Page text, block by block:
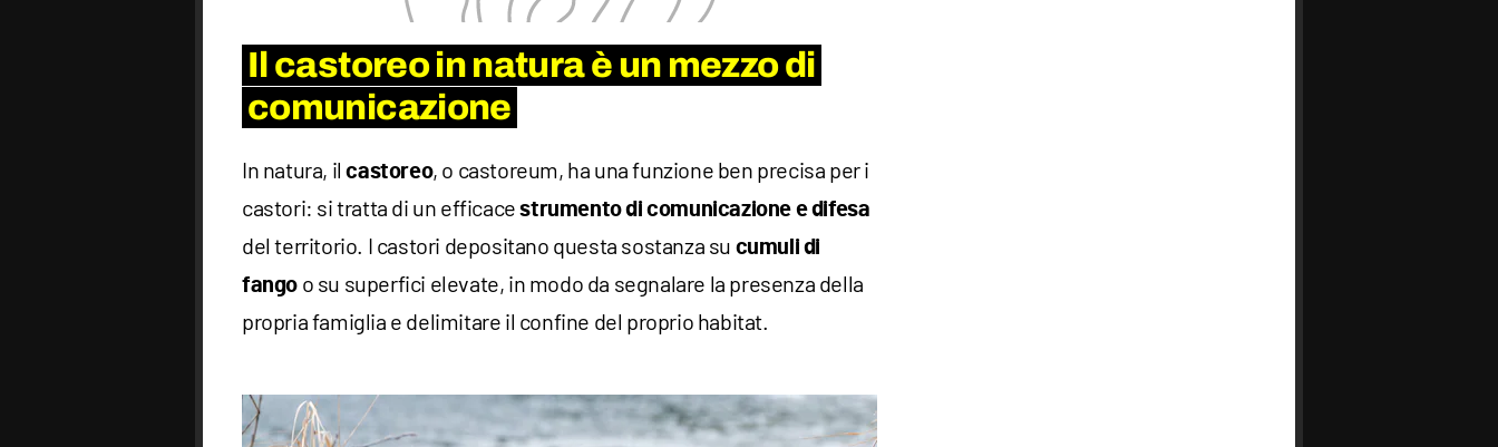
Il castoreo in natura è un mezzo di
comunicazione
In natura, il castoreo, o castoreum, ha una funzione ben precisa per i
castori: si tratta di un efficacestrumento di comunicazione e difesa
del territorio. I castori depositano questa sostanza su cumuli di
fango o su superfici elevate, in modo da segnalare la presenza della
propria famiglia e delimitare il confine del proprio habitat.